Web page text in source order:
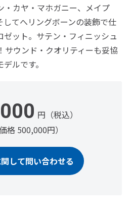
・カヤ・マホガニー、メイプ
してへリングボーンの装飾で仕
ット。サテン・フィニッシュ
サウンド・クオリティーも妥協
ルです。
円（税込）
格 500,000円）
して問い合わせる